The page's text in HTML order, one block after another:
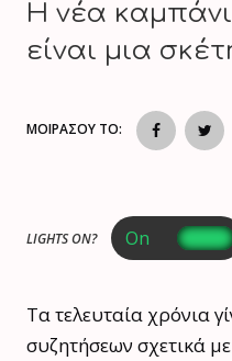
Η νέα
είναι μια
ΜΟΙΡΑΣΟΥ ΤΟ:
LIGHTS ON?
Τα τελευταία χρόνια
συζητήσεων σχετικά